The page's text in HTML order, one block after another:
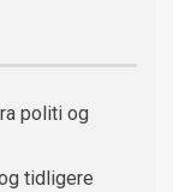
politi og
tidligere